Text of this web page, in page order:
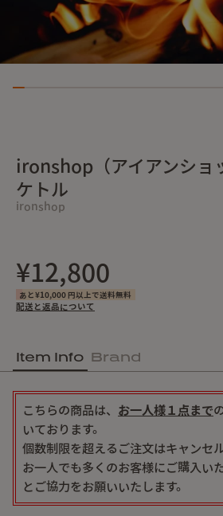
ironshop（アイアンショ
ケトル
ironshop
¥12,800
あと¥10,000 円以上で送料無料
配送と返品について
Item Info Brand
こちらの商品は、 お一人様１点まで
いております。
個数制限を超えるご注文はキャンセル
お一人でも多くのお客様にご購入い
とご協力をお願いいたします。